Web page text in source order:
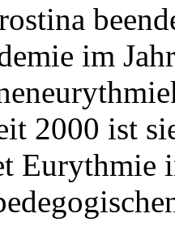
im
2000 ist
Eurythmie